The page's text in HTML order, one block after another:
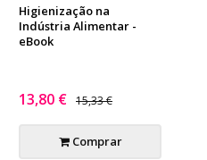
Higienização na
Indústria Alimentar -
eBook
13,80 € 15,33 €
Comprar